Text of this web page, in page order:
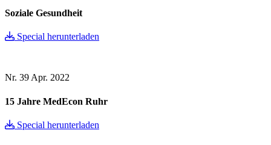
Soziale Gesundheit
Special herunterladen
Nr. 39Apr. 2022
15 Jahre MedEcon Ruhr
Special herunterladen